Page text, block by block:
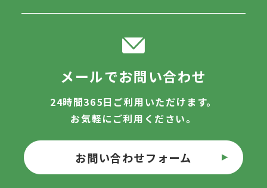
メールでお問い合わせ
24時間365日ご利用いただけます。
お気軽にご利用ください。
お問い合わせフォーム